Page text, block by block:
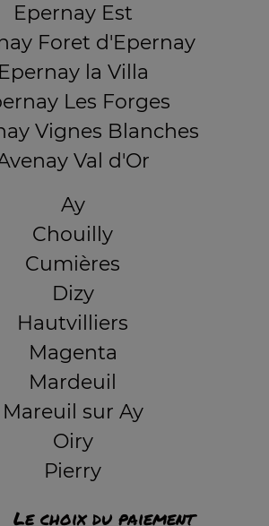
Epernay Est
Foret d'Epernay
Epernay la Villa
Les Forges
Vignes Blanches
Val d'Or
Ay
Chouilly
Cumières
Dizy
Hautvilliers
Magenta
Mardeuil
Mareuil sur Ay
Oiry
Pierry
Le choix du paiement